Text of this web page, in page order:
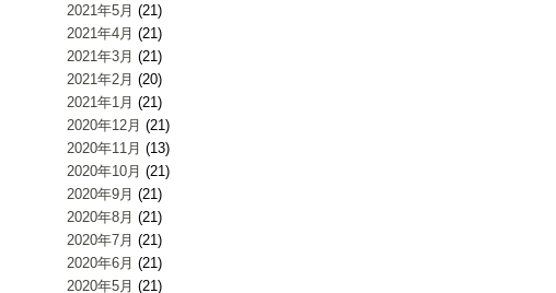
2021年5月 (21)
2021年4月 (21)
2021年3月 (21)
2021年2月 (20)
2021年1月 (21)
2020年12月 (21)
2020年11月 (13)
2020年10月 (21)
2020年9月 (21)
2020年8月 (21)
2020年7月 (21)
2020年6月 (21)
2020年5月 (21)